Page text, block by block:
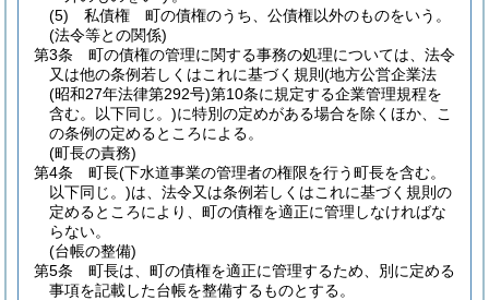
(5)
私債権 町の債権のうち、公債権以外のものをいう。
(法令等との関係)
第3条
町の債権の管理に関する事務の処理については、法令
又は他の条例若しくはこれに基づく規則 (地方公営企業法
(昭和27年法律第292号)第10条に規定する企業管理規程を
含む。以下同じ。)に特別の定めがある場合を除くほか、こ
の条例の定めるところによる。
(町長の責務)
第4条
町長(下水道事業の管理者の権限を行う町長を含む。
以下同じ。)は、法令又は条例若しくはこれに基づく規則の
定めるところにより、町の債権を適正に管理しなければな
らない。
(台帳の整備)
第5条
町長は、町の債権を適正に管理するため、別に定める
事項を記載した台帳を整備するものとする。